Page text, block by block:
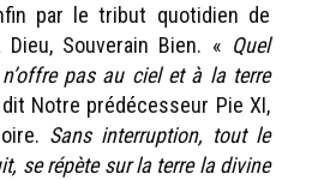
par le tribut quotidien de
Souverain Bien. « Quel
pas au ciel et à la terre
Notre prédécesseur Pie XI,
Sans interruption, tout le
se répète sur la terre la divine